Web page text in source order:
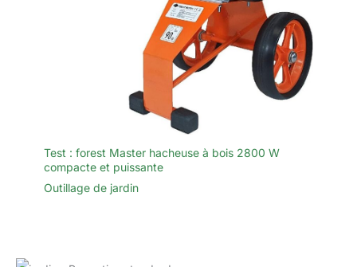
Test : forest Master hacheuse à bois 2800 W
compacte et puissante
Outillage de jardin